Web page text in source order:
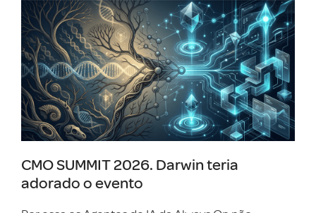
CMO SUMMIT 2026. Darwin teria
adorado o evento